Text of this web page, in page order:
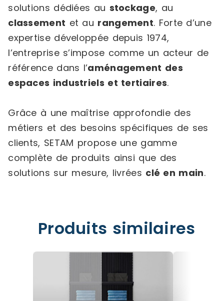
solutions dédiées au stockage, au
classement et au rangement. Forte d’une
expertise développée depuis 1974,
l’entreprise s’impose comme un acteur de
référence dans l’aménagement des
espaces industriels et tertiaires.
Grâce à une maîtrise approfondie des
métiers et des besoins spécifiques de ses
clients, SETAM propose une gamme
complète de produits ainsi que des
solutions sur mesure, livrées clé en main.
Produits similaires